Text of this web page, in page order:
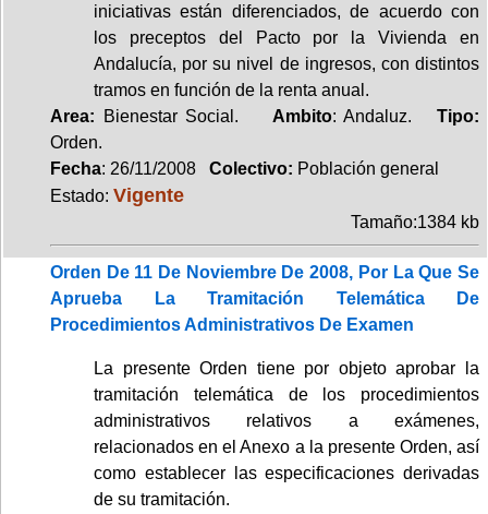
iniciativas están diferenciados, de acuerdo con
los preceptos del Pacto por la Vivienda en
Andalucía, por su nivel de ingresos, con distintos
tramos en función de la renta anual.
Area: Bienestar Social. Ambito: Andaluz.Tipo:
Orden.
Fecha: 26/11/2008 Colectivo: Población general
Estado: Vigente
Tamaño:1384 kb
Orden De 11 De Noviembre De 2008, Por La Que Se
Aprueba La Tramitación Telemática De
Procedimientos Administrativos De Examen
La presente Orden tiene por objeto aprobar la
tramitación telemática de los procedimientos
administrativos relativos a exámenes,
relacionados en el Anexo a la presente Orden, así
como establecer las especificaciones derivadas
de su tramitación.